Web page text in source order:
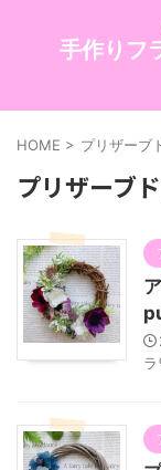
手作りフ
HOME > プリザーブ
プリザーブ